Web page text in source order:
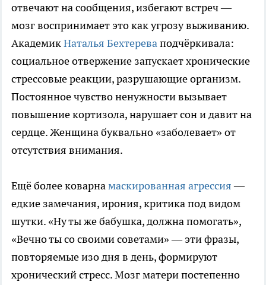
отвечают на сообщения, избегают встреч —
мозг воспринимает это как угрозу выживанию.
АкадемикНаталья Бехтереваподчёркивала:
социальное отвержение запускает хронические
стрессовые реакции, разрушающие организм.
Постоянное чувство ненужности вызывает
повышение кортизола, нарушает сон и давит на
сердце. Женщина буквально «заболевает» от
отсутствия внимания.
Ещё более коварнамаскированная агрессия—
едкие замечания, ирония, критика под видом
шутки. «Ну ты же бабушка, должна помогать»,
«Вечно ты со своими советами» — эти фразы,
повторяемые изо дня в день, формируют
хронический стресс. Мозг матери постепенно